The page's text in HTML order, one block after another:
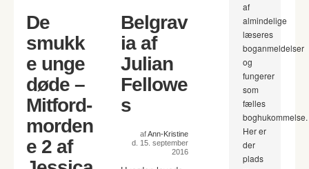
De
smukk
e unge
døde –
Mitford-
morden
e 2 af
Belgrav
ia af
Julian
Fellowe
s
afAnn-Kristine
d. 15. september
2016
af
almindelige
læseres
boganmeldelser
og
fungerer
som
fælles
boghukommelse.
Her er
der
plads